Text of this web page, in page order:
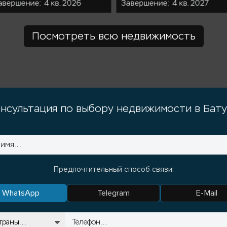
4 кв. 2026 Завершение: 4 кв. 2027
Посмотреть всю недвижимость
по выбору недвижимости в
Предпочтительный способ связи:
WhatsApp Telegram E-Mail